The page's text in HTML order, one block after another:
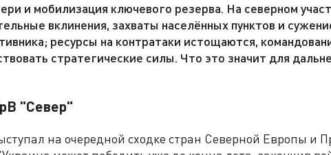
и мобилизация ключевого резерва. На северном
вклинения, захваты населённых пунктов и
ресурсы на контратаки истощаются,
стратегические силы. Что это значит для
"Север"
на очередной сходке стран Северной Европы и